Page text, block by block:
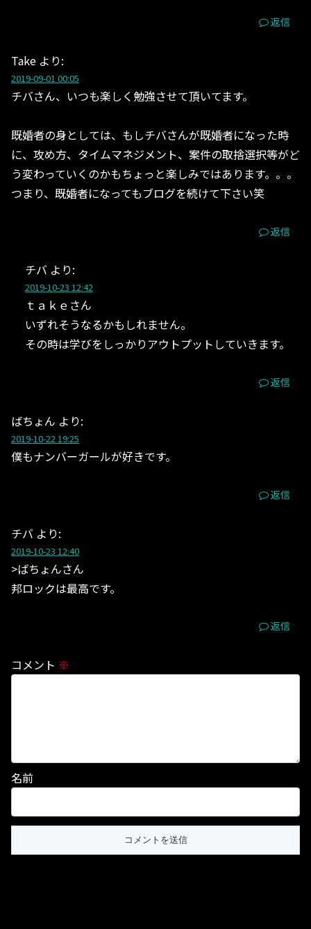
返信
Take より:
2019-09-01 00:05
チバさん、いつも楽しく勉強させて頂いてます。
既婚者の身としては、もしチバさんが既婚者になった時
に、攻め方、タイムマネジメント、案件の取捨選択等がど
う変わっていくのかもちょっと楽しみではあります。。。
つまり、既婚者になってもブログを続けて下さい笑
返信
チバ より:
2019-10-23 12:42
ｔａｋｅさん
いずれそうなるかもしれません。
その時は学びをしっかりアウトプットしていきます。
返信
ばちょん より:
2019-10-22 19:25
僕もナンバーガールが好きです。
返信
チバ より:
2019-10-23 12:40
>ばちょんさん
邦ロックは最高です。
返信
コメント ※
名前